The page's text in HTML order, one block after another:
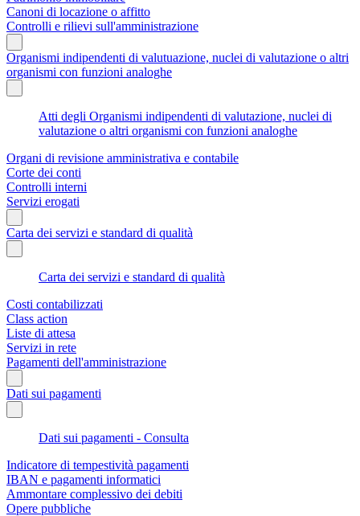
Canoni di locazione o affitto
Controlli e rilievi sull'amministrazione
Organismi indipendenti di valutuazione, nuclei di valutazione o altri
organismi con funzioni analoghe
Atti degli Organismi indipendenti di valutazione, nuclei di
valutazione o altri organismi con funzioni analoghe
Organi di revisione amministrativa e contabile
Corte dei conti
Controlli interni
Servizi erogati
Carta dei servizi e standard di qualità
Carta dei servizi e standard di qualità
Costi contabilizzati
Class action
Liste di attesa
Servizi in rete
Pagamenti dell'amministrazione
Dati sui pagamenti
Dati sui pagamenti - Consulta
Indicatore di tempestività pagamenti
IBAN e pagamenti informatici
Ammontare complessivo dei debiti
Opere pubbliche